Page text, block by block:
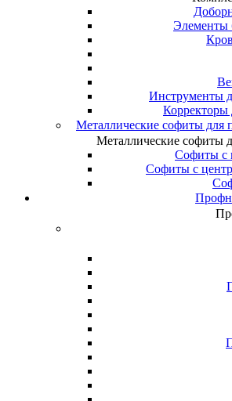
Элементы
Инструменты
Корректоры
Металлические софиты для
Металлические софиты
Софиты с
Софиты с